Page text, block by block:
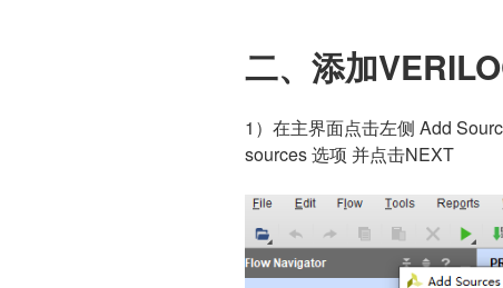
二、添加
1）在主界面点击左侧 Add
sources 选项 并点击NEXT